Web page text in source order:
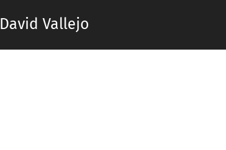
David Vallejo